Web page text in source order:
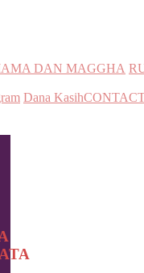
DAN MAGGHA
Dana Kasih